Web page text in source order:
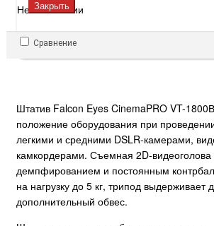
Нет в наличии
Сравнение
Штатив Falcon Eyes CinemaPRO VT-
положение оборудования при
легкими и средними DSLR-камерами,
камкордерами. Съемная 2D-
демпфированием и постоянным
на нагрузку до 5 кг, трипод выдерживает
дополнительный обвес.
Закрыть